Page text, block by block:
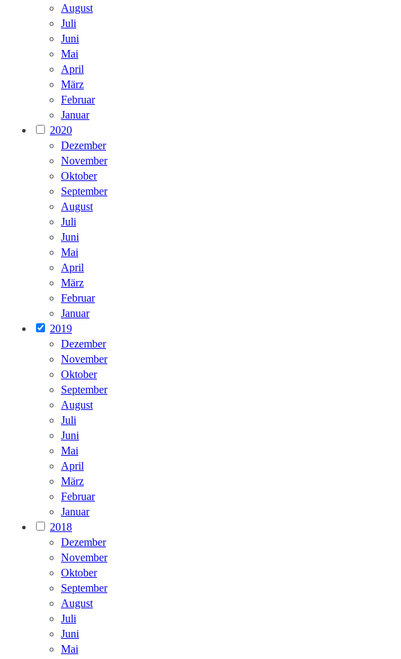
August
Juli
Juni
Mai
April
März
Februar
Januar
2020
Dezember
November
Oktober
September
August
Juli
Juni
Mai
April
März
Februar
Januar
2019
Dezember
November
Oktober
September
August
Juli
Juni
Mai
April
März
Februar
Januar
2018
Dezember
November
Oktober
September
August
Juli
Juni
Mai